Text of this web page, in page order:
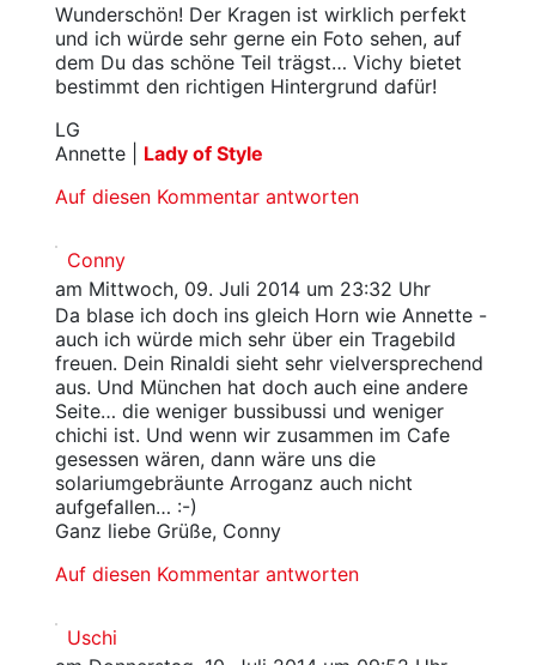
Wunderschön! Der Kragen ist wirklich perfekt
und ich würde sehr gerne ein Foto sehen, auf
dem Du das schöne Teil trägst… Vichy bietet
bestimmt den richtigen Hintergrund dafür!
LG
Annette | Lady of Style
Auf diesen Kommentar antworten
Conny
am Mittwoch, 09. Juli 2014 um 23:32 Uhr
Da blase ich doch ins gleich Horn wie Annette -
auch ich würde mich sehr über ein Tragebild
freuen. Dein Rinaldi sieht sehr vielversprechend
aus. Und München hat doch auch eine andere
Seite… die weniger bussibussi und weniger
chichi ist. Und wenn wir zusammen im Cafe
gesessen wären, dann wäre uns die
solariumgebräunte Arroganz auch nicht
aufgefallen… :-)
Ganz liebe Grüße, Conny
Auf diesen Kommentar antworten
Uschi